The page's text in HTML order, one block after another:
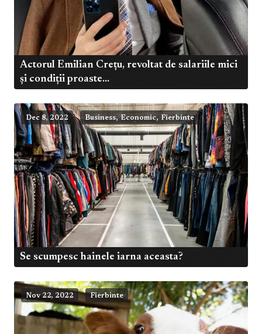
Actorul Emilian Crețu, revoltat de salariile mici
și condiții proaste...
Dec 8, 2022 Business,Economic, Fierbinte
Se scumpesc hainele iarna aceasta?
Nov 22, 2022 Fierbinte